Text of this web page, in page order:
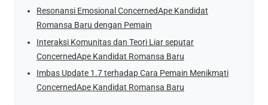
Resonansi Emosional ConcernedApe Kandidat
Romansa Baru dengan Pemain
Interaksi Komunitas dan Teori Liar seputar
ConcernedApe Kandidat Romansa Baru
Imbas Update 1.7 terhadap Cara Pemain Menikmati
ConcernedApe Kandidat Romansa Baru